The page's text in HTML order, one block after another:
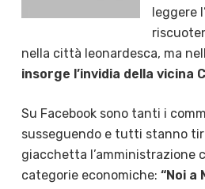
leggere
nella città leonardesca, ma
insorge l’invidia della vicina
Su Facebook sono tanti i
susseguendo e tutti stanno
giacchetta l’amministrazione
categorie economiche: “Noi a